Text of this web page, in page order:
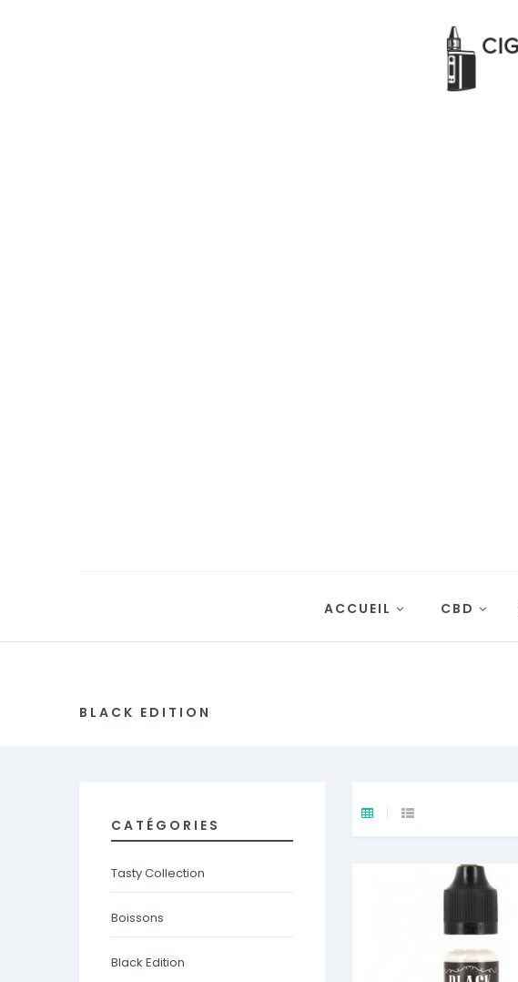
ACCUEIL CBD
BLACK EDITION
CATÉGORIES
Tasty Collection
Boissons
Black Edition